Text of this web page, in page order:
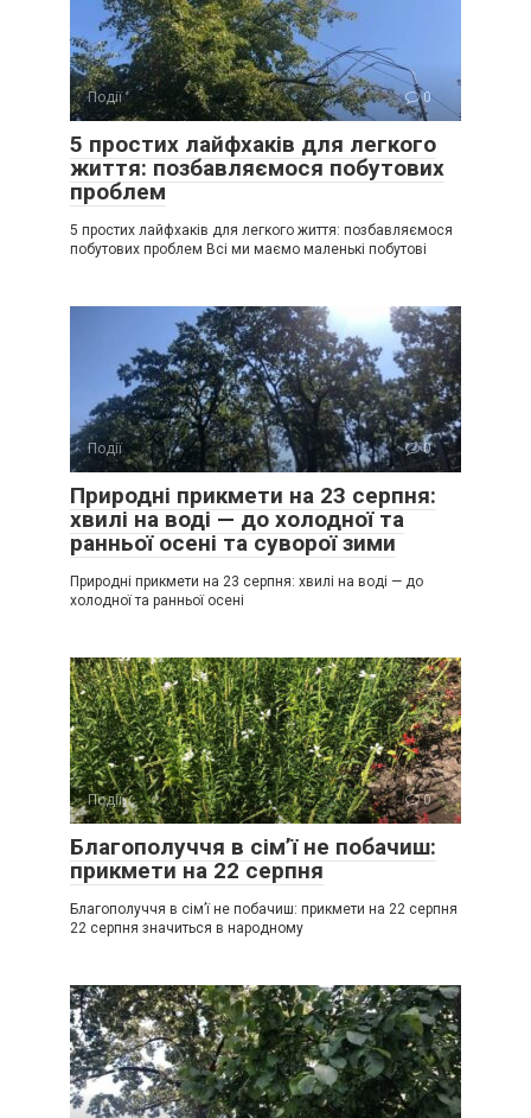
Події 0
5 простих лайфхаків для легкого
життя: позбавляємося побутових
проблем
5 простих лайфхаків для легкого життя: позбавляємося
побутових проблем Всі ми маємо маленькі побутові
Події 0
Природні прикмети на 23 серпня:
хвилі на воді — до холодної та
ранньої осені та суворої зими
Природні прикмети на 23 серпня: хвилі на воді — до
холодної та ранньої осені
Події 0
Благополуччя в сім’ї не побачиш:
прикмети на 22 серпня
Благополуччя в сім’ї не побачиш: прикмети на 22 серпня
22 серпня значиться в народному